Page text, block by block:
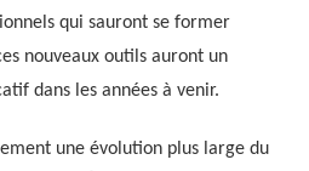
qui sauront se former
nouveaux outils auront un
dans les années à venir.
une évolution plus large du